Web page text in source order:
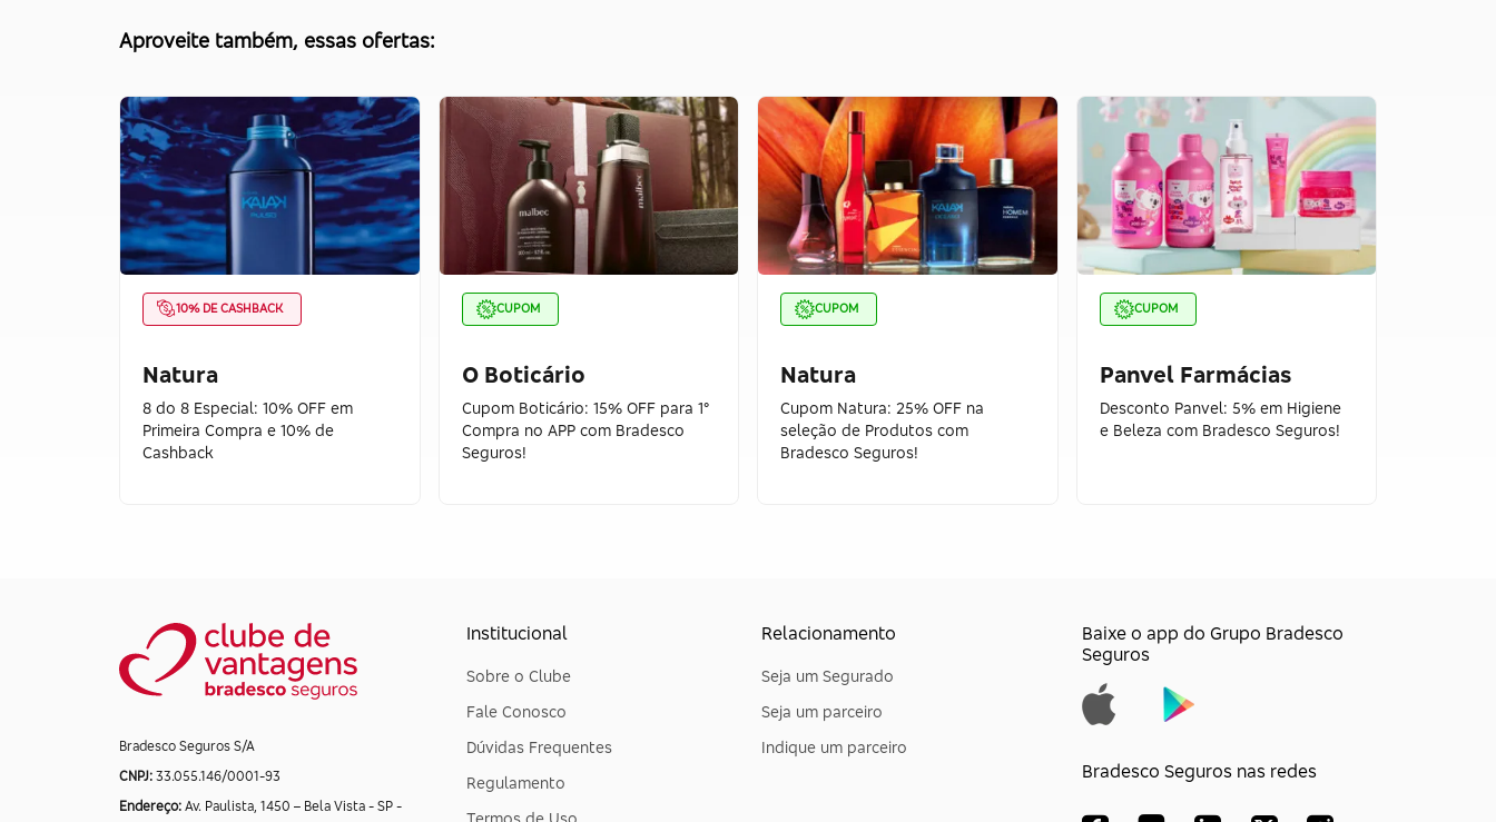
Aproveite também, essas ofertas:
10% DE CASHBACK
Natura
8 do 8 Especial: 10% OFF em
Primeira Compra e 10% de
Cashback
CUPOM
O Boticário
Cupom Boticário: 15% OFF para 1°
Compra no APP com Bradesco
Seguros!
CUPOM
Natura
Cupom Natura: 25% OFF na
seleção de Produtos com
Bradesco Seguros!
CUPOM
Panvel Farmácias
Desconto Panvel: 5% em Higiene
e Beleza com Bradesco Seguros!
Bradesco Seguros S/A
CNPJ: 33.055.146/0001-93
Endereço: Av. Paulista, 1450 – Bela Vista - SP -
Institucional
Sobre o Clube
Fale Conosco
Dúvidas Frequentes
Regulamento
Termos de Uso
Relacionamento
Seja um Segurado
Seja um parceiro
Indique um parceiro
Baixe o app do Grupo Bradesco
Seguros
Bradesco Seguros nas redes